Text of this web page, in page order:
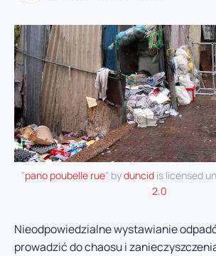
"pano poubelle rue" byduncidis licensed
2.0
Nieodpowiedzialne wystawianie
prowadzić do chaosu i